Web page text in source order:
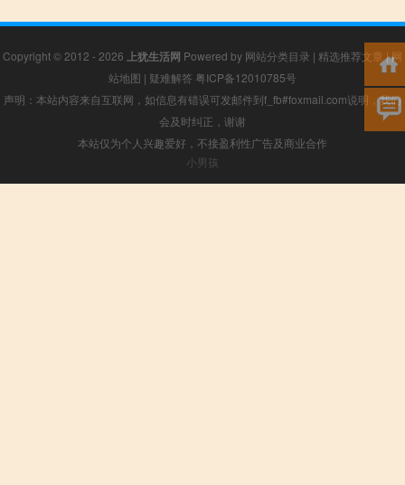
Copyright © 2012 - 2026 上犹生活网 Powered by 网站分类目录 | 精选推荐文章 |网
站地图 | 疑难解答 粤ICP备12010785号
声明：本站内容来自互联网，如信息有错误可发邮件到f_fb#foxmail.com说明，我们
会及时纠正，谢谢
本站仅为个人兴趣爱好，不接盈利性广告及商业合作
小男孩